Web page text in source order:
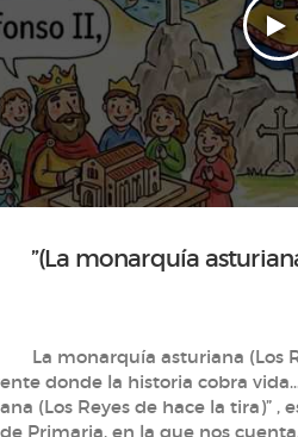
🎙️ “La monarquía asturiana (Los
donde la historia cobra vida… ¡a golpe
(Los Reyes de hace la tira)”
nos cuenta, con mucha creatividad , la historia